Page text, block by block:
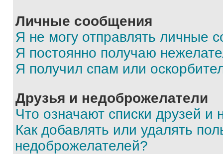
Личные сообщения
Я не могу отправлять личные
Я постоянно получаю
Я получил спам или
Друзья и недоброжелатели
Что означают списки друзей и
Как добавлять или удалять
недоброжелателей?